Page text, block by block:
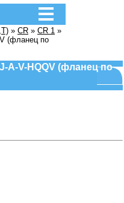
» CR » CR 1 »
(фланец по
A-V-HQQV (фланец по